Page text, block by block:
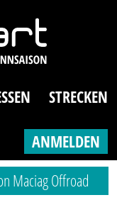
STRECKEN
ANMELDEN
Maciag Offroad